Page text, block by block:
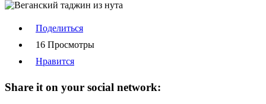
Поделиться
16 Просмотры
Нравится
Share it on your social network: